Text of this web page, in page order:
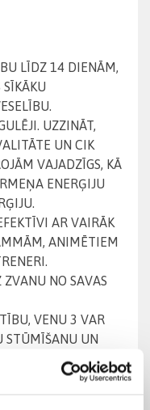
LĪDZ 14 DIENĀM,
UZZINĀT,
UN CIK
VAJADZĪGS, KĀ
ENERĢIJU
AR VAIRĀK
ANIMĒTIEM
NO SAVAS
VENU 3 VAR
STŪMĪŠANU UN
RATKĒRĻU